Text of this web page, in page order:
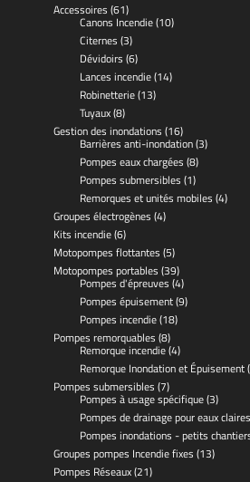
Accessoires (61)
Canons Incendie(10)
Citernes (3)
Dévidoirs (6)
Lances incendie(14)
Robinetterie(13)
Tuyaux(8)
Gestion des inondations (16)
Barrières anti-inondation(3)
Pompes eaux chargées (8)
Pompes submersibles (1)
Remorques et unités mobiles (4)
Groupes électrogènes (4)
Kits incendie(6)
Motopompes flottantes (5)
Motopompes portables (39)
Pompes d'épreuves (4)
Pompes épuisement(9)
Pompes incendie(18)
Pompes remorquables (8)
Remorque incendie(4)
Remorque Inondation et Épuisement
Pompes submersibles (7)
Pompes à usage spécifique(3)
Pompes de drainage pour eaux
Pompes inondations - petits
Groupes pompes Incendie fixes (13)
Pompes Réseaux(21)